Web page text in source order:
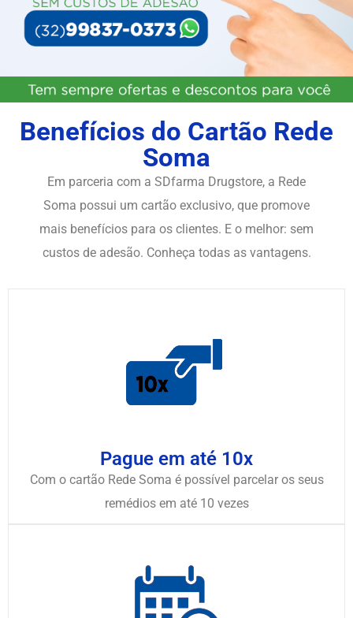
Benefícios do Cartão Rede
Soma
Em parceria com a SDfarma Drugstore, a Rede
Soma possui um cartão exclusivo, que promove
mais benefícios para os clientes. E o melhor: sem
custos de adesão. Conheça todas as vantagens.
Pague em até 10x
Com o cartão Rede Soma é possível parcelar os seus
remédios em até 10 vezes